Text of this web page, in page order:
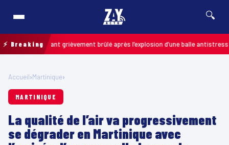
🔍
⚡ Breaking
: un enfant grièvement brûlé après l’explosion d’une balle antistress
Accueil›Martinique›
MARTINIQUE
La qualité de l’air va progressivement
se dégrader en Martinique avec